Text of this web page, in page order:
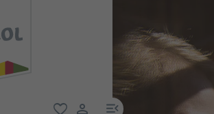
menu link